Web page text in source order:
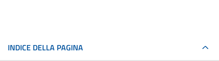
INDICE DELLA PAGINA